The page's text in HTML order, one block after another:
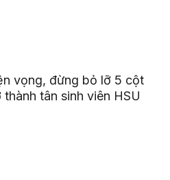
vọng, đừng bỏ lỡ 5 cột
tân sinh viên HSU